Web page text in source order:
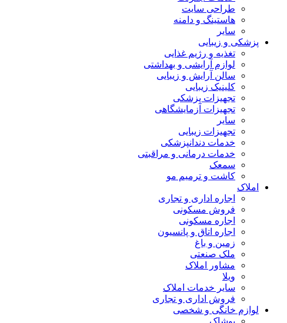
طراحی سایت
هاستینگ و دامنه
سایر
پزشکی و زیبایی
تغذیه و رژیم غذایی
لوازم آرایشی و بهداشتی
سالن آرایش و زیبایی
کلینیک زیبایی
تجهیزات پزشکی
تجهیزات آزمایشگاهی
سایر
تجهیزات زیبایی
خدمات دندانپزشکی
خدمات درمانی و مراقبتی
سمعک
کاشت و ترمیم مو
املاک
اجاره اداری و تجاری
فروش مسکونی
اجاره مسکونی
اجاره اتاق و پانسیون
زمین و باغ
ملک صنعتی
مشاور املاک
ویلا
سایر خدمات املاک
فروش اداری و تجاری
لوازم خانگی و شخصی